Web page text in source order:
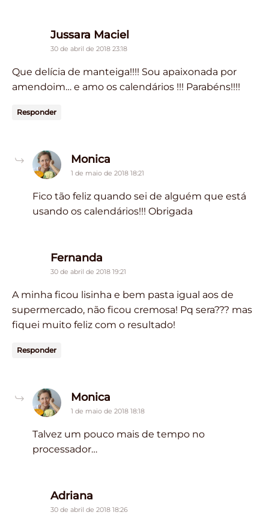
Jussara Macielsays:
30 de abril de 2018 23:18
Que delícia de manteiga!!!! Sou apaixonada por
amendoim… e amo os calendários !!! Parabéns!!!!
Responder
Monica
1 de maio de 2018 18:21
Fico tão feliz quando sei de alguém que está
usando os calendários!!! Obrigada
Fernanda
30 de abril de 2018 19:21
A minha ficou lisinha e bem pasta igual aos de
supermercado, não ficou cremosa! Pq sera??? mas
fiquei muito feliz com o resultado!
Responder
Monica
1 de maio de 2018 18:18
Talvez um pouco mais de tempo no
processador…
Adriana
30 de abril de 2018 18:26